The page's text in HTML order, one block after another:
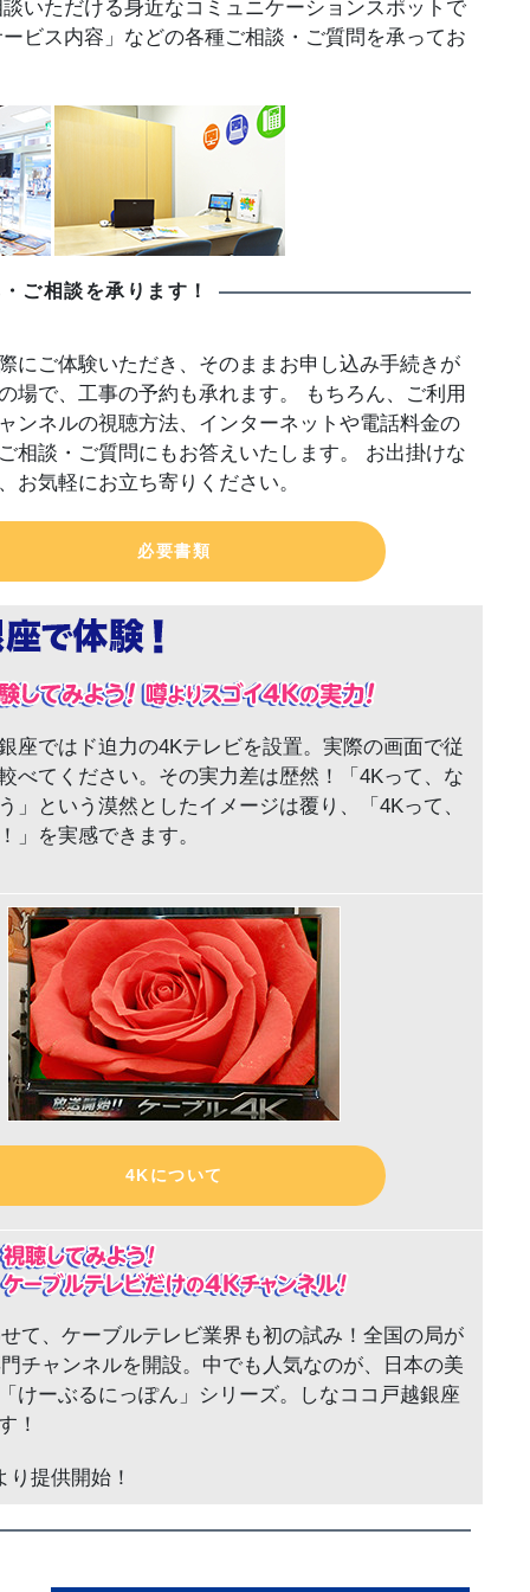
いただける身近なコミュニケーションスポットで
ビス内容」などの各種ご相談・ご質問を承ってお
ご相談を承ります！
にご体験いただき、そのままお申し込み手続きが
場で、工事の予約も承れます。 もちろん、ご利用
ンネルの視聴方法、インターネットや電話料金の
相談・ご質問にもお答えいたします。 お出掛けな
お気軽にお立ち寄りください。
必要書類
座ではド迫力の4Kテレビを設置。実際の画面で従
べてください。その実力差は歴然！「4Kって、な
」という漠然としたイメージは覆り、「4Kって、
」を実感できます。
4Kについて
て、ケーブルテレビ業界も初の試み！全国の局が
チャンネルを開設。中でも人気なのが、日本の美
けーぶるにっぽん」シリーズ。しなココ戸越銀座
！
提供開始！